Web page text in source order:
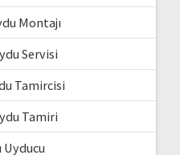
Montajı
Servisi
Tamircisi
Tamiri